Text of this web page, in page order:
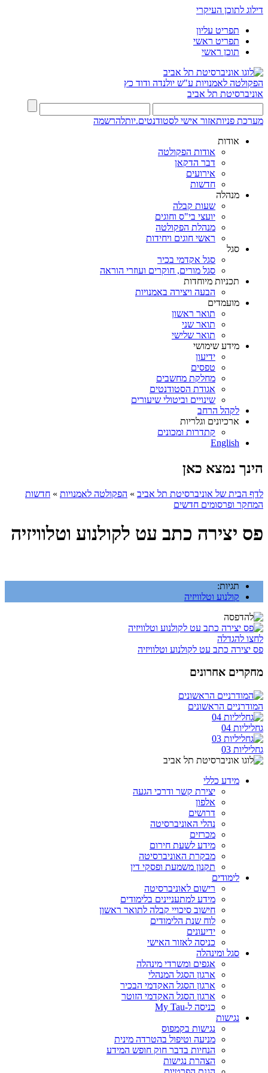
דילוג לתוכן העיקרי
תפריט עליון
תפריט ראשי
תוכן ראשי
הפקולטה לאמנויות ע"ש יולנדה ודוד כץ
אוניברסיטת תל אביב
מערכת פניותאזור אישי לסטודנטים.יותלהרשמה
אודות
אודות הפקולטה
דבר הדקאן
אירועים
חדשות
מנהלה
שעות קבלה
יועצי בי"ס וחוגים
מנהלת הפקולטה
ראשי חוגים ויחידות
סגל
סגל אקדמי בכיר
סגל מורים, חוקרים ועוזרי הוראה
תכניות מיוחדות
הבעה ויצירה באמנויות
מועמדים
תואר ראשון
תואר שני
תואר שלישי
מידע שימושי
ידיעון
טפסים
מחלקת מחשבים
אגודת הסטודנטים
שינויים וביטולי שיעורים
לקהל הרחב
ארכיונים וגלריות
קתדרות ומכונים
English
הינך נמצא כאן
לדף הבית של אוניברסיטת תל אביב » הפקולטה לאמנויות » חדשות
המחקר ופרסומים חדשים
פס יצירה כתב עט לקולנוע וטלוויזיה
תגיות:
קולנוע וטלוויזיה
לחצו להגדלה
פס יצירה כתב עט לקולנוע וטלוויזיה
מחקרים אחרונים
המודרניים הראשונים
גחליליות 04
גחליליות 03
מידע כללי
יצירת קשר ודרכי הגעה
אלפון
דרושים
נהלי האוניברסיטה
מכרזים
מידע לשעת חירום
מבקרת האוניברסיטה
תקנון משמעת ופסקי דין
לימודים
רישום לאוניברסיטה
מידע למתעניינים בלימודים
חישוב סיכויי קבלה לתואר ראשון
לוח שנת הלימודים
ידיעונים
כניסה לאזור האישי
סגל ומינהלה
אגפים ומשרדי מינהלה
ארגון הסגל המנהלי
ארגון הסגל האקדמי הבכיר
ארגון הסגל האקדמי הזוטר
כניסה ל-My Tau
נגישות
נגישות בקמפוס
מניעה וטיפול בהטרדה מינית
הנחיות בדבר חוק חופש המידע
הצהרת נגישות